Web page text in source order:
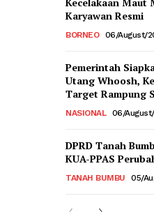
Karyawan Resmi
BORNEO 06/August/
Pemerintah
Utang Whoosh,
Target Rampung
NASIONAL 06/
DPRD Tanah
KUA-PPAS
TANAH BUMBU 05/